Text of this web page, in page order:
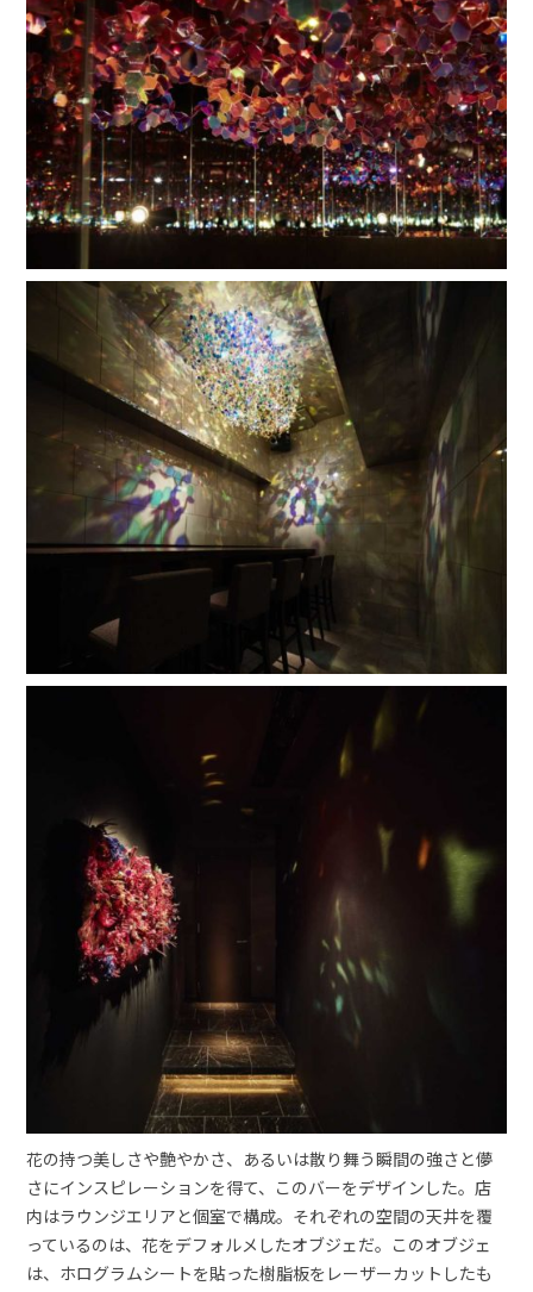
花の持つ美しさや艶やかさ、あるいは散り舞う瞬間の強さと儚
さにインスピレーションを得て、このバーをデザインした。店
内はラウンジエリアと個室で構成。それぞれの空間の天井を覆
っているのは、花をデフォルメしたオブジェだ。このオブジェ
は、ホログラムシートを貼った樹脂板をレーザーカットしたも